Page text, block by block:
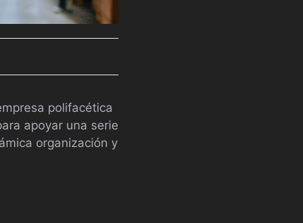
polifacética
apoyar una serie
organización y